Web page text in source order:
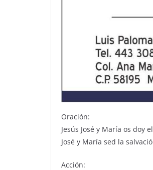
Oración:
Jesús José y María os doy
José y María sed la
Acción: